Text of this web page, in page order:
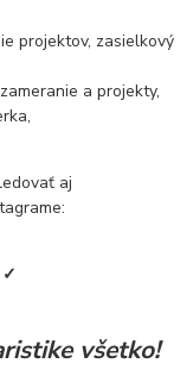
projektov, zasielkový
a projekty,
aj
✓
všetko!